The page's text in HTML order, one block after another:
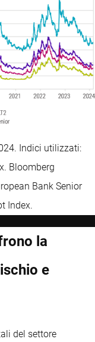
Indici utilizzati:
Bloomberg
Bank Senior
Index.
la
e
del settore